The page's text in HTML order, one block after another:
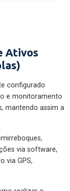
Ativos
configurado
e monitoramento
mantendo assim a
via software,
via GPS,